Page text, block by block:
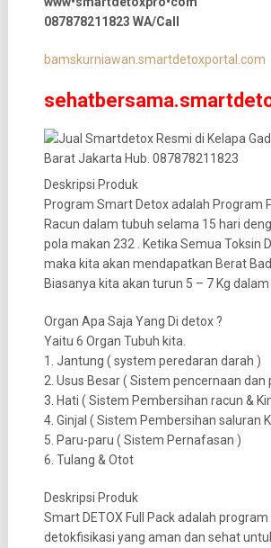
087878211823 WA/Call
bamskurniawan.smartdetoxportal.com
Deskripsi Produk
Program Smart Detox adalah Program
Racun dalam tubuh selama 15 hari
pola makan 232 . Ketika Semua Toksin
maka kita akan mendapatkan Berat
Biasanya kita akan turun 5 – 7 Kg dalam
Organ Apa Saja Yang Di detox ?
Yaitu 6 Organ Tubuh kita.
1. Jantung ( system peredaran darah )
2. Usus Besar ( Sistem pencernaan dan
3. Hati ( Sistem Pembersihan racun &
4. Ginjal ( Sistem Pembersihan saluran
5. Paru-paru ( Sistem Pernafasan )
6. Tulang & Otot
Deskripsi Produk
Smart DETOX Full Pack adalah program
detokfisikasi yang aman dan sehat